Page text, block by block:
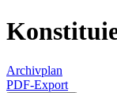
Archivplan
PDF-Export